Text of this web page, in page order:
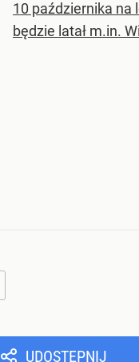
10 października na
będzie latał m.in.
UDOSTĘPNIJ